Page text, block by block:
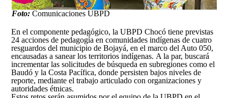
Foto:Comunicaciones UBPD
En el componente pedagógico, la UBPD Chocó tiene previstas
24 acciones de pedagogía en comunidades indígenas de cuatro
resguardos del municipio de Bojayá, en el marco del Auto 050,
encausadas a sanear los territorios indígenas. A la par, buscará
incrementar las solicitudes de búsqueda en subregiones como el
Baudó y la Costa Pacífica, donde persisten bajos niveles de
reporte, mediante el trabajo articulado con organizaciones y
autoridades étnicas.